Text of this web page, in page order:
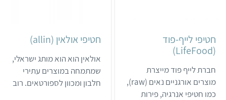
חטיפי לייף-פוד
(LifeFood)
חברת לייף פוד מייצרת
מוצרים אורגניים נאים (raw),
כמו חטיפי אנרגיה, פירות
חטיפי אולאין (allin)
אולאין הוא הוא מותג ישראלי,
שמתמחה במוצרים עתירי
חלבון ומכוון לספורטאים. רוב